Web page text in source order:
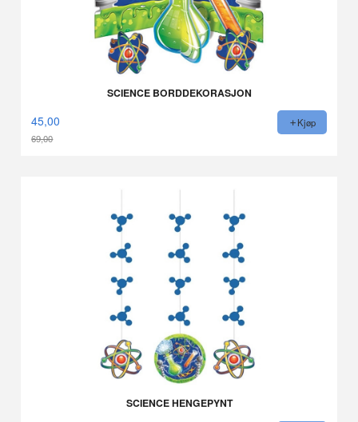
SCIENCE BORDDEKORASJON
45,00
69,00
Kjøp
SCIENCE HENGEPYNT